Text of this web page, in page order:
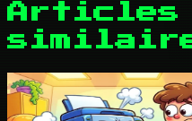
Articles